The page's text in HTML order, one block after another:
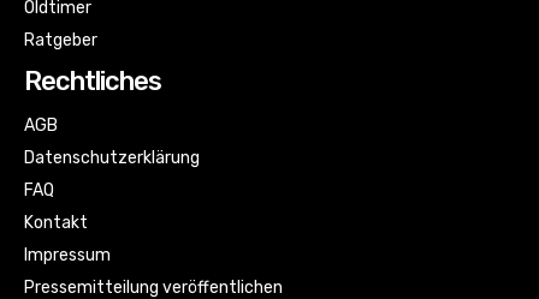
Oldtimer
Ratgeber
Rechtliches
AGB
Datenschutzerklärung
FAQ
Kontakt
Impressum
Pressemitteilung veröffentlichen